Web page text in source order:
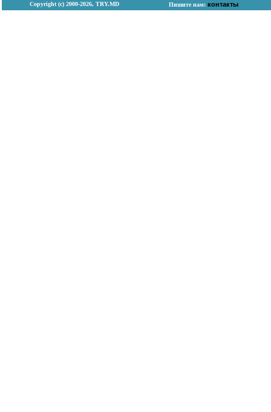
Copyright (с) 2000-2026, TRY.MD Пишите нам: контакты